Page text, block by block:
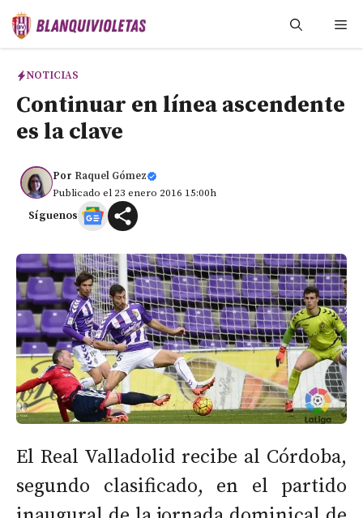
Saltar
NOTICIAS
Continuar en línea ascendente
es la clave
Por Raquel Gómez
Publicado el 23 enero 2016 15:00h
Síguenos
El Real Valladolid recibe al Córdoba,
segundo clasificado, en el partido